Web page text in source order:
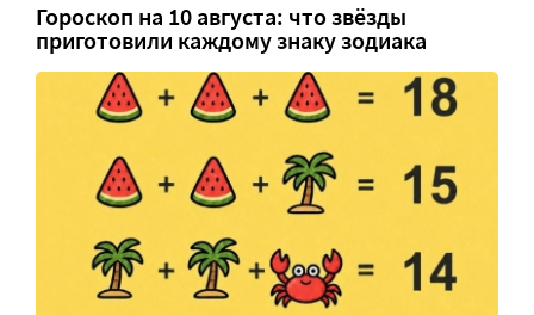
Гороскоп на 10 августа: что звёзды
приготовили каждому знаку зодиака